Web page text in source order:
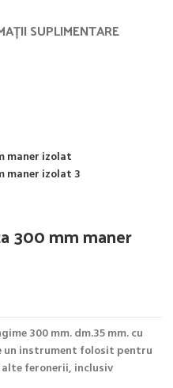
SUPLIMENTARE
300 mm maner
300 mm. dm.35 mm. cu
un instrument folosit pentru
feronerii, inclusiv